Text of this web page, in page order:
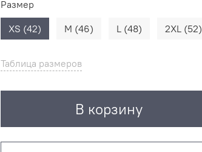
Таблица размеров
В корзину
Размер
XS (42)
M (46) L (48) 2XL (52)